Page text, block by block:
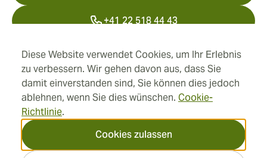
Diese Website verwendet Cookies, um Ihr Erlebnis
zu verbessern. Wir gehen davon aus, dass Sie
damit einverstanden sind, Sie können dies jedoch
ablehnen, wenn Sie dies wünschen. Cookie-
Richtlinie.
Cookies zulassen
Adresse
Informationen
+41 22 518 44 43
info@swisscubancigars.com